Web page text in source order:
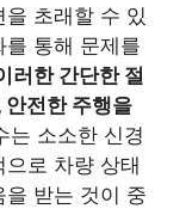
초래할 수 있
통해 문제를
러한 간단한 절
안전한 주행을
는 소소한 신경
로 차량 상태
받는 것이 중